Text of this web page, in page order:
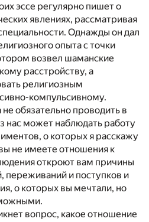
эссе регулярно пишет о
явлениях, рассматривая
Однажды он дал
опыта с точки
возвел шаманские
расстройству, а
религиозным
компульсивному.
обязательно проводить в
нас может наблюдать работу
о которых я расскажу
не имеете отношения к
откроют вам причины
и поступков и
о которых вы мечтали, но
вопрос, какое отношение